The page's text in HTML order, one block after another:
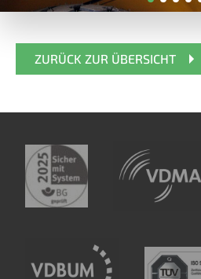
ZURÜCK ZUR ÜBERSICHT